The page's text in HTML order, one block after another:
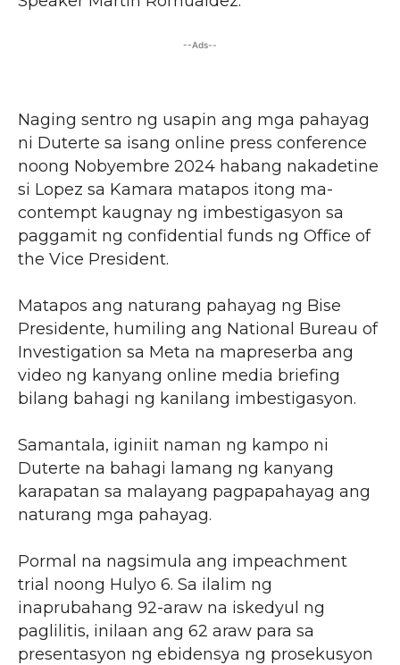
--Ads--
Naging sentro ng usapin ang mga pahayag
ni Duterte sa isang online press conference
noong Nobyembre 2024 habang nakadetine
si Lopez sa Kamara matapos itong ma-
contempt kaugnay ng imbestigasyon sa
paggamit ng confidential funds ng Office of
the Vice President.
Matapos ang naturang pahayag ng Bise
Presidente, humiling ang National Bureau of
Investigation sa Meta na mapreserba ang
video ng kanyang online media briefing
bilang bahagi ng kanilang imbestigasyon.
Samantala, iginiit naman ng kampo ni
Duterte na bahagi lamang ng kanyang
karapatan sa malayang pagpapahayag ang
naturang mga pahayag.
Pormal na nagsimula ang impeachment
trial noong Hulyo 6. Sa ilalim ng
inaprubahang 92-araw na iskedyul ng
paglilitis, inilaan ang 62 araw para sa
presentasyon ng ebidensya ng prosekusyon